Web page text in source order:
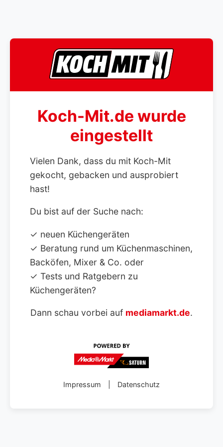
Koch-Mit.de wurde
eingestellt
Vielen Dank, dass du mit Koch-Mit
gekocht, gebacken und ausprobiert
hast!
Du bist auf der Suche nach:
✓ neuen Küchengeräten
✓ Beratung rund um Küchenmaschinen,
Backöfen, Mixer & Co. oder
✓ Tests und Ratgebern zu
Küchengeräten?
Dann schau vorbei auf mediamarkt.de.
Impressum Datenschutz